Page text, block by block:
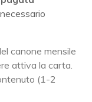
canone mensile
attiva la carta.
(1-2